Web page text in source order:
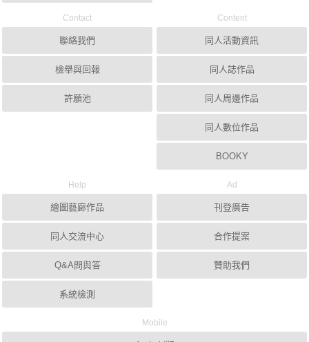
Contact
聯絡我們
檢舉與回報
許願池
Content
同人活動資訊
同人誌作品
同人周邊作品
同人數位作品
BOOKY
Help
繪圖藝廊作品
同人交流中心
Q&A問與答
系統檢測
Ad
刊登廣告
合作提案
贊助我們
Mobile